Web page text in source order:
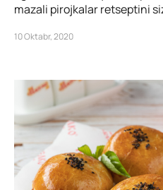
mazali pirojkalar retseptini
10 Oktabr, 2020